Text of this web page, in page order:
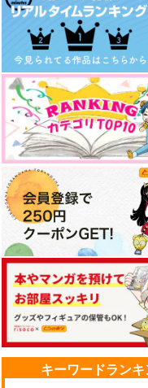
キーワードラン